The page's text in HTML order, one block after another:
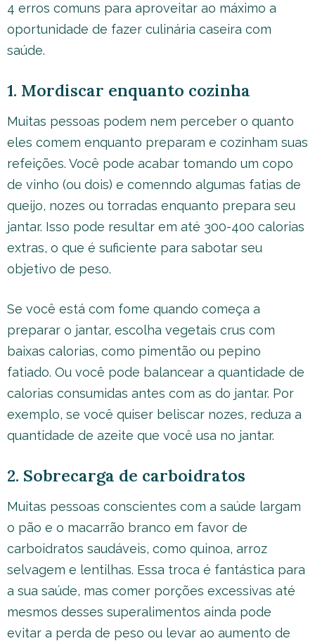
4 erros comuns para aproveitar ao máximo a
oportunidade de fazer culinária caseira com
saúde.
1. Mordiscar enquanto cozinha
Muitas pessoas podem nem perceber o quanto
eles comem enquanto preparam e cozinham suas
refeições. Você pode acabar tomando um copo
de vinho (ou dois) e comenndo algumas fatias de
queijo, nozes ou torradas enquanto prepara seu
jantar. Isso pode resultar em até 300-400 calorias
extras, o que é suficiente para sabotar seu
objetivo de peso.
Se você está com fome quando começa a
preparar o jantar, escolha vegetais crus com
baixas calorias, como pimentão ou pepino
fatiado. Ou você pode balancear a quantidade de
calorias consumidas antes com as do jantar. Por
exemplo, se você quiser beliscar nozes, reduza a
quantidade de azeite que você usa no jantar.
2. Sobrecarga de carboidratos
Muitas pessoas conscientes com a saúde largam
o pão e o macarrão branco em favor de
carboidratos saudáveis, como quinoa, arroz
selvagem e lentilhas. Essa troca é fantástica para
a sua saúde, mas comer porções excessivas até
mesmos desses superalimentos ainda pode
evitar a perda de peso ou levar ao aumento de